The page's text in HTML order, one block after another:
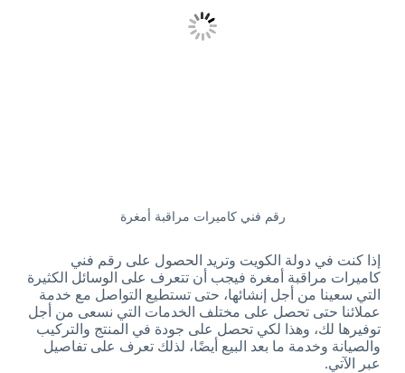
رقم فني كاميرات مراقبة أمغرة
إذا كنت في دولة الكويت وتريد الحصول على رقم فني
كاميرات مراقبة أمغرة فيجب أن تتعرف على الوسائل الكثيرة
التي سعينا من أجل إنشائها، حتى تستطيع التواصل مع خدمة
عملائنا حتى تحصل على مختلف الخدمات التي نسعى من أجل
توفيرها لك، وهذا لكي تحصل على جودة في المنتج والتركيب
والصيانة وخدمة ما بعد البيع أيضًا، لذلك تعرف على تفاصيل
عبر الآتي.